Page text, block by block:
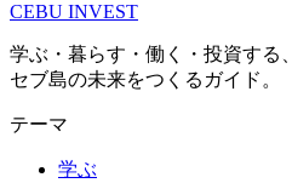
CEBU INVEST
学ぶ・暮らす・働く・投資する、
セブ島の未来をつくるガイド。
テーマ
学ぶ